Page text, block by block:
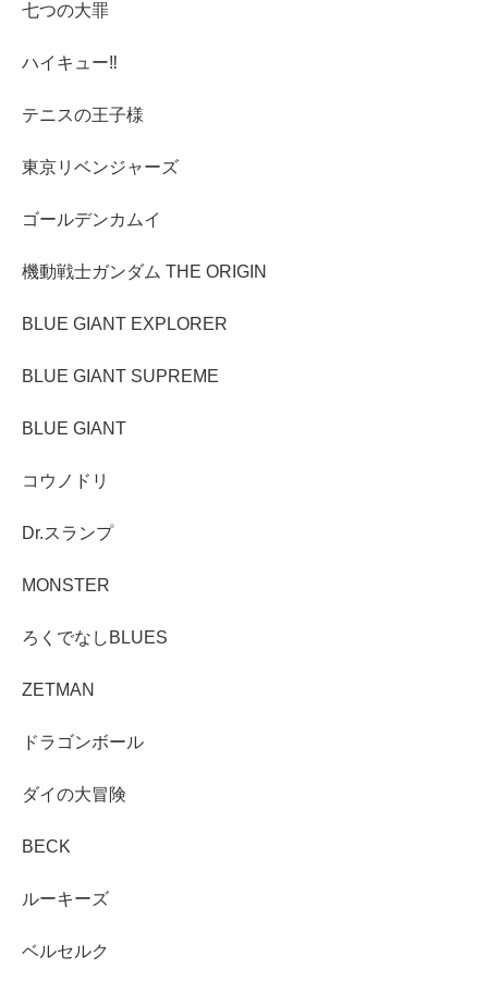
七つの大罪
ハイキュー‼︎
テニスの王子様
東京リベンジャーズ
ゴールデンカムイ
機動戦士ガンダム THE ORIGIN
BLUE GIANT EXPLORER
BLUE GIANT SUPREME
BLUE GIANT
コウノドリ
Dr.スランプ
MONSTER
ろくでなしBLUES
ZETMAN
ドラゴンボール
ダイの大冒険
BECK
ルーキーズ
ベルセルク